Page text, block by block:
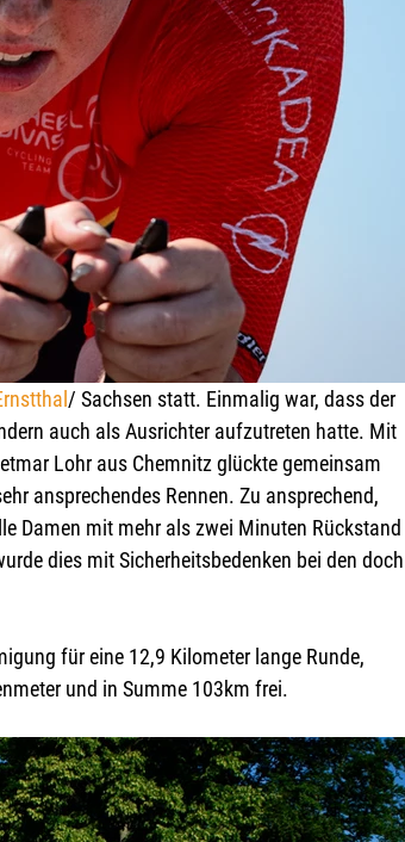
/ Sachsen statt. Einmalig war, dass der
auch als Ausrichter aufzutreten hatte. Mit
Lohr aus Chemnitz glückte gemeinsam
ansprechendes Rennen. Zu ansprechend,
Damen mit mehr als zwei Minuten Rückstand
dies mit Sicherheitsbedenken bei den doch
für eine 12,9 Kilometer lange Runde,
und in Summe 103km frei.